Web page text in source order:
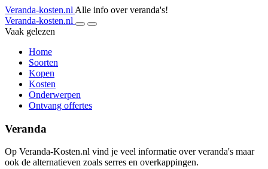
Veranda-kosten.nl Alle info over veranda's!
Veranda-kosten.nl
Vaak gelezen
Home
Soorten
Kopen
Kosten
Onderwerpen
Ontvang offertes
Veranda
Op Veranda-Kosten.nl vind je veel informatie over veranda's maar
ook de alternatieven zoals serres en overkappingen.